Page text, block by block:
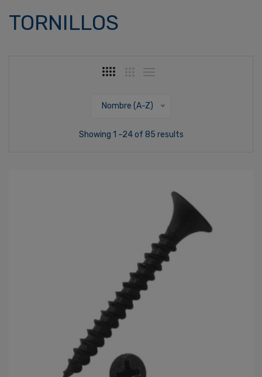
TORNILLOS
Nombre (A-Z)
Showing 1 –24 of 85 results